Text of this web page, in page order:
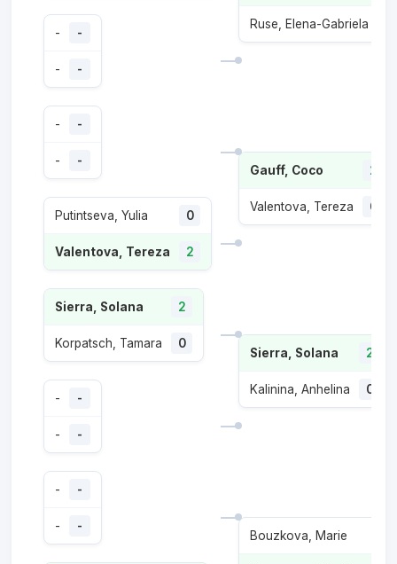
- -
- -
- -
- -
Putintseva, Yulia 0
Valentova, Tereza 2
Sierra, Solana 2
Korpatsch, Tamara 0
- -
- -
- -
- -
Ruse, Elena-Gabriela
Gauff, Coco 2
Valentova, Tereza 0
Sierra, Solana 2
Kalinina, Anhelina 0
Bouzkova, Marie